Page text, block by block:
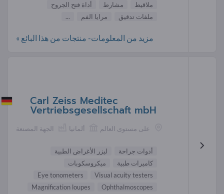
ملاقيط
مشارط
أداة فتح الجروح
ملفات تدقيق
مرايا الفم ...
مزيد من المعلومات- منتجات من هذا البائع »
Carl Zeiss Meditec
Vertriebsgesellschaft mbH
الجهة المصنعة ألمانيا على مستوى العالم
أدوات جراحة
ليزر الأغراض الطبية
كاميرات طبية
ميكروسكوبات
Visual acuity testers
Eye tonometers
Ophthalmoscopes
Magnification loupes